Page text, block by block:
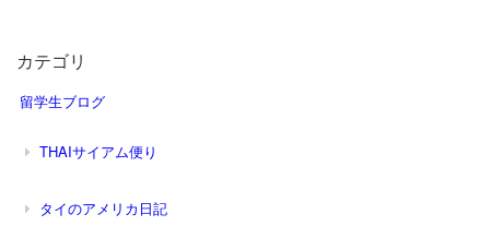
カテゴリ
留学生ブログ
THAIサイアム便り
タイのアメリカ日記